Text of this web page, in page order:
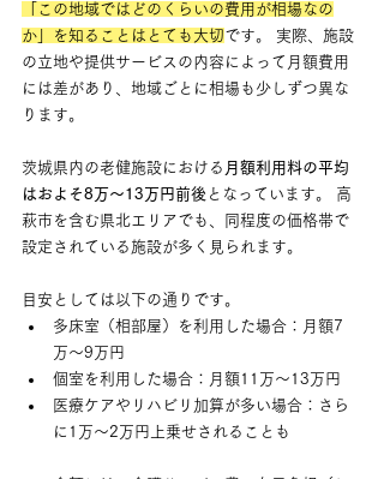
「この地域ではどのくらいの費用が相場なの
か」を知ることはとても大切です。 実際、施設
の立地や提供サービスの内容によって月額費用
には差があり、地域ごとに相場も少しずつ異な
ります。
茨城県内の老健施設における 月額利用料の平均
はおよそ8万〜13万円前後 となっています。 高
萩市を含む県北エリアでも、同程度の価格帯で
設定されている施設が多く見られます。
目安としては以下の通りです。
多床室（相部屋）を利用した場合：月額7
万〜9万円
個室を利用した場合：月額11万〜13万円
医療ケアやリハビリ加算が多い場合：さら
に1万〜2万円上乗せされることも